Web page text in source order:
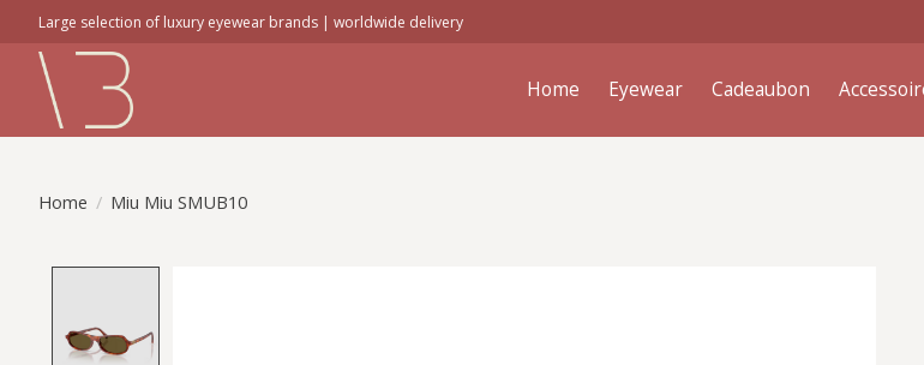
Large selection of luxury eyewear brands | worldwide delivery
Home Eyewear Cadeaubon
Home / Miu Miu SMUB10